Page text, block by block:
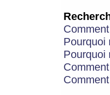
Pourquoi
Pourquoi